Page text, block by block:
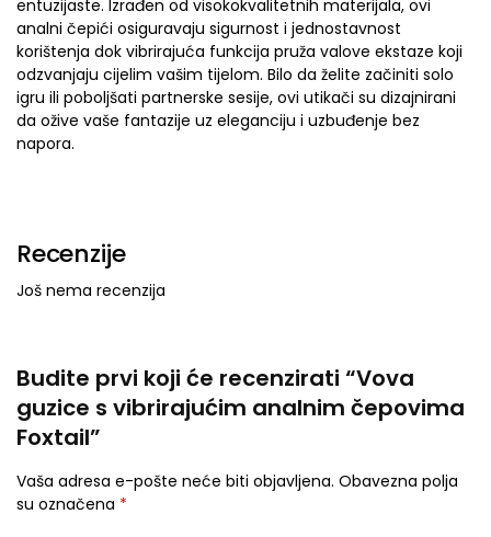
entuzijaste. Izrađen od visokokvalitetnih materijala, ovi
analni čepići osiguravaju sigurnost i jednostavnost
korištenja dok vibrirajuća funkcija pruža valove ekstaze koji
odzvanjaju cijelim vašim tijelom. Bilo da želite začiniti solo
igru ​​ili poboljšati partnerske sesije, ovi utikači su dizajnirani
da ožive vaše fantazije uz eleganciju i uzbuđenje bez
napora.
Recenzije
Još nema recenzija
Budite prvi koji će recenzirati “Vova
guzice s vibrirajućim analnim čepovima
Foxtail”
Vaša adresa e-pošte neće biti objavljena. Obavezna polja
su označena *